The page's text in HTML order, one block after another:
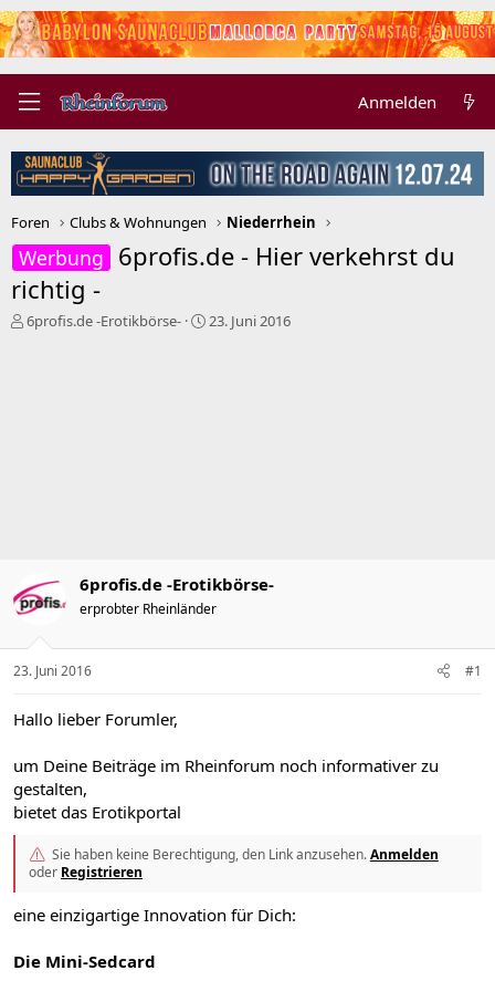
Anmelden
Foren Clubs & Wohnungen Niederrhein
Werbung
6profis.de - Hier verkehrst du
richtig -
E
6profis.de -Erotikbörse-
E
23. Juni 2016
6profis.de -Erotikbörse-
erprobter Rheinländer
23. Juni 2016 #1
Hallo lieber Forumler,
um Deine Beiträge im Rheinforum noch informativer zu
gestalten,
bietet das Erotikportal
Sie haben keine Berechtigung, den Link anzusehen.Anmelden
oder Registrieren
eine einzigartige Innovation für Dich:
Die Mini-Sedcard